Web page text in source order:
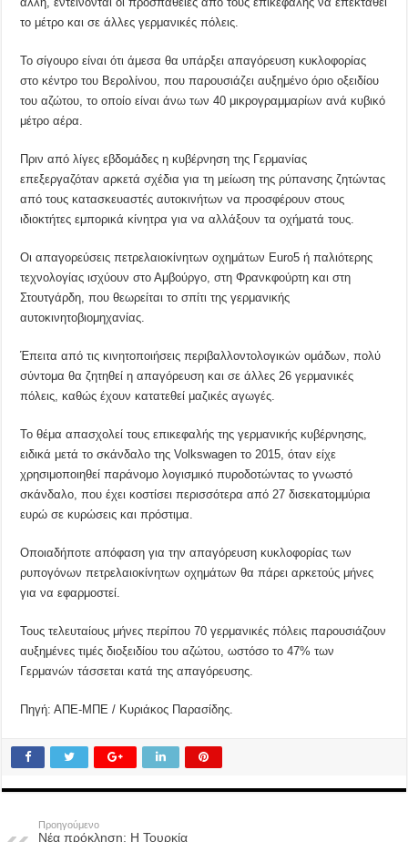
το μέτρο και σε άλλες γερμανικές πόλεις.
Το σίγουρο είναι ότι άμεσα θα υπάρξει απαγόρευση κυκλοφορίας
στο κέντρο του Βερολίνου, που παρουσιάζει αυξημένο όριο οξειδίου
του αζώτου, το οποίο είναι άνω των 40 μικρογραμμαρίων ανά κυβικό
μέτρο αέρα.
Πριν από λίγες εβδομάδες η κυβέρνηση της Γερμανίας
επεξεργαζόταν αρκετά σχέδια για τη μείωση της ρύπανσης ζητώντας
από τους κατασκευαστές αυτοκινήτων να προσφέρουν στους
ιδιοκτήτες εμπορικά κίνητρα για να αλλάξουν τα οχήματά τους.
Οι απαγορεύσεις πετρελαιοκίνητων οχημάτων Euro5 ή παλιότερης
τεχνολογίας ισχύουν στο Αμβούργο, στη Φρανκφούρτη και στη
Στουτγάρδη, που θεωρείται το σπίτι της γερμανικής
αυτοκινητοβιομηχανίας.
Έπειτα από τις κινητοποιήσεις περιβαλλοντολογικών ομάδων, πολύ
σύντομα θα ζητηθεί η απαγόρευση και σε άλλες 26 γερμανικές
πόλεις, καθώς έχουν κατατεθεί μαζικές αγωγές.
Το θέμα απασχολεί τους επικεφαλής της γερμανικής κυβέρνησης,
ειδικά μετά το σκάνδαλο της Volkswagen το 2015, όταν είχε
χρησιμοποιηθεί παράνομο λογισμικό πυροδοτώντας το γνωστό
σκάνδαλο, που έχει κοστίσει περισσότερα από 27 δισεκατομμύρια
ευρώ σε κυρώσεις και πρόστιμα.
Οποιαδήποτε απόφαση για την απαγόρευση κυκλοφορίας των
ρυπογόνων πετρελαιοκίνητων οχημάτων θα πάρει αρκετούς μήνες
για να εφαρμοστεί.
Τους τελευταίους μήνες περίπου 70 γερμανικές πόλεις παρουσιάζουν
αυξημένες τιμές διοξειδίου του αζώτου, ωστόσο το 47% των
Γερμανών τάσσεται κατά της απαγόρευσης.
Πηγή: ΑΠΕ-ΜΠΕ / Κυριάκος Παρασίδης.
Προηγούμενο
Νέα πρόκληση: Η Τουρκία